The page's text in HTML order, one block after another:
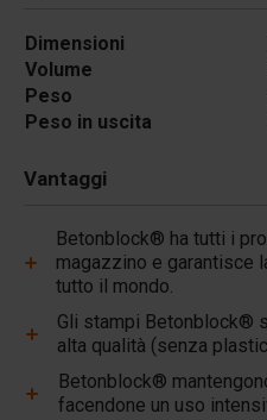
Dimensioni
Volume
Peso
Peso in uscita
Vantaggi
Betonblock® ha tutti i
magazzino e garantisce
tutto il mondo.
Gli stampi Betonblock®
alta qualità (senza
Betonblock®
facendone un uso